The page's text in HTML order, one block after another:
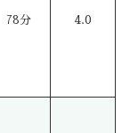
78分 4.0